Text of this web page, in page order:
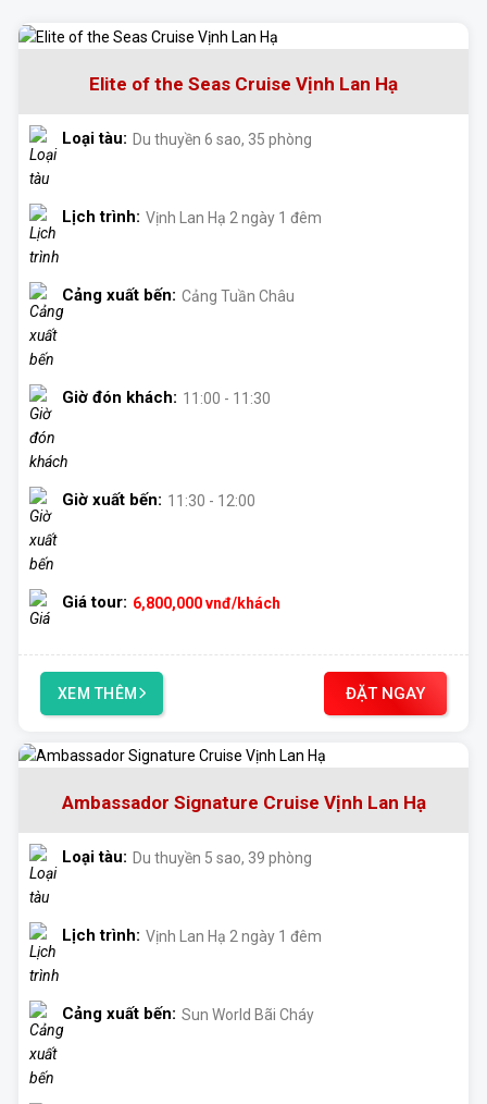
Elite of the Seas Cruise Vịnh Lan Hạ
Loại tàu: Du thuyền 6 sao, 35 phòng
Lịch trình: Vịnh Lan Hạ 2 ngày 1 đêm
Cảng xuất bến: Cảng Tuần Châu
Giờ đón khách: 11:00 - 11:30
Giờ xuất bến: 11:30 - 12:00
Giá tour: 6,800,000vnđ/khách
XEM THÊM ĐẶT NGAY
Ambassador Signature Cruise Vịnh Lan Hạ
Loại tàu: Du thuyền 5 sao, 39 phòng
Lịch trình: Vịnh Lan Hạ 2 ngày 1 đêm
Cảng xuất bến: Sun World Bãi Cháy